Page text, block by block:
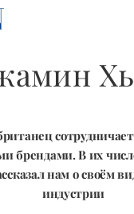
брендами. В их
нам о своём
индустрии